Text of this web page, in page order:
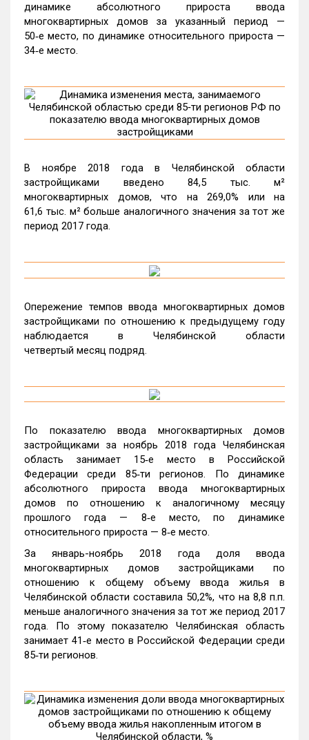
динамике абсолютного прироста ввода
многоквартирных домов за указанный период —
50‑е место, по динамике относительного прироста —
34‑е место.
В ноябре 2018 года в Челябинской области
застройщиками введено 84,5 тыс. м²
многоквартирных домов, что на 269,0% или на
61,6 тыс. м² больше аналогичного значения за тот же
период 2017 года.
Опережение темпов ввода многоквартирных домов
застройщиками по отношению к предыдущему году
наблюдается в Челябинской области
четвертый месяц подряд.
По показателю ввода многоквартирных домов
застройщиками за ноябрь 2018 года Челябинская
область занимает 15‑е место в Российской
Федерации среди 85‑ти регионов. По динамике
абсолютного прироста ввода многоквартирных
домов по отношению к аналогичному месяцу
прошлого года — 8‑е место, по динамике
относительного прироста — 8‑е место.
За январь-ноябрь 2018 года доля ввода
многоквартирных домов застройщиками по
отношению к общему объему ввода жилья в
Челябинской области составила 50,2%, что на 8,8 п.п.
меньше аналогичного значения за тот же период 2017
года. По этому показателю Челябинская область
занимает 41‑е место в Российской Федерации среди
85‑ти регионов.